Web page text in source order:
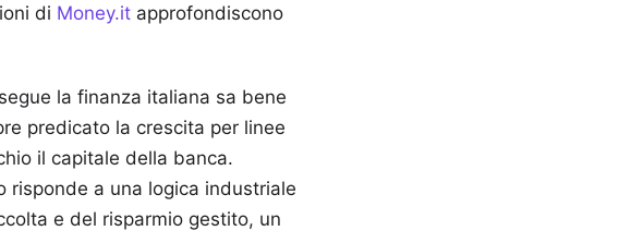
di Money.it approfondiscono
la finanza italiana sa bene
predicato la crescita per linee
il capitale della banca.
risponde a una logica industriale
e del risparmio gestito, un